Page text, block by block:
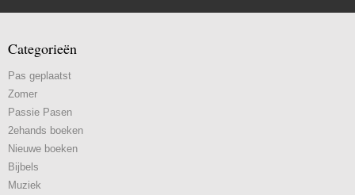
Categorieën
Pas geplaatst
Zomer
Passie Pasen
2ehands boeken
Nieuwe boeken
Bijbels
Muziek